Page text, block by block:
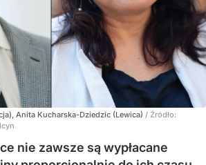
Anita Kucharska-Dziedzic (Lewica) / Źródło:
nie zawsze są wypłacane